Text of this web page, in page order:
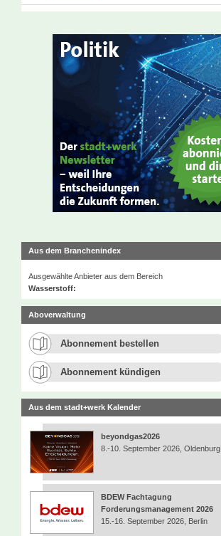
Aus dem Branchenindex
Ausgewählte Anbieter aus dem Bereich
Wasserstoff:
Aboverwaltung
Abonnement bestellen
Abonnement kündigen
Aus dem stadt+werk Kalender
beyondgas2026
8.-10. September 2026, Oldenburg
BDEW Fachtagung
Forderungsmanagement 2026
15.-16. September 2026, Berlin